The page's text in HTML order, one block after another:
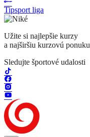
Tipsport liga
Užite si najlepšie kurzy
a najširšiu kurzovú ponuku
Sledujte športové udalosti